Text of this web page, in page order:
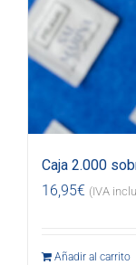
Caja 2.000
16,95€ (IVA
Añadir al carrito